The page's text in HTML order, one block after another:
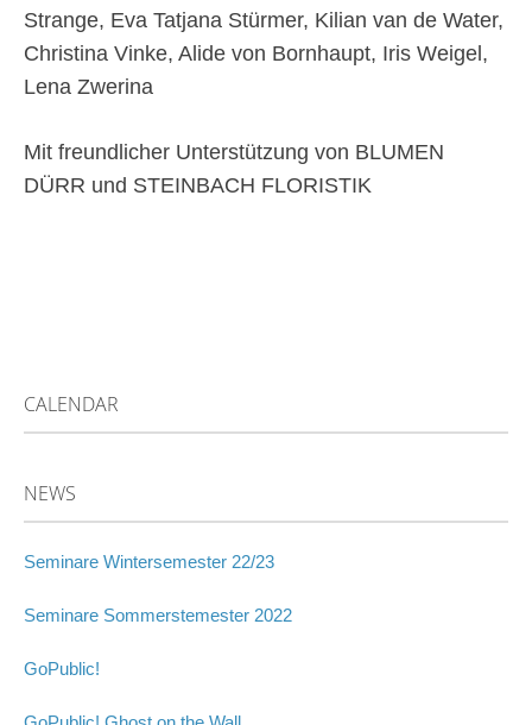
Strange, Eva Tatjana Stürmer, Kilian van de Water,
Christina Vinke, Alide von Bornhaupt, Iris Weigel,
Lena Zwerina
Mit freundlicher Unterstützung von BLUMEN
DÜRR und STEINBACH FLORISTIK
CALENDAR
NEWS
Seminare Wintersemester 22/23
Seminare Sommerstemester 2022
GoPublic!